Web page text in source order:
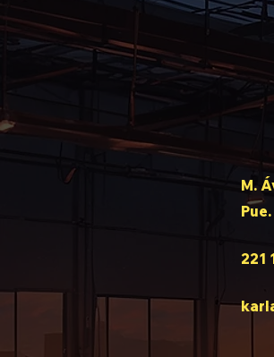
M.
Pue.
221